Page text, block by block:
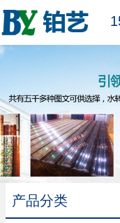
产品分类